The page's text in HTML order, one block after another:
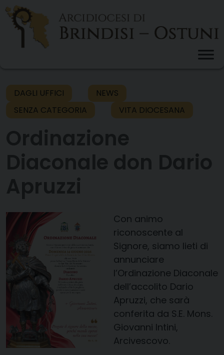
Skip
content
DAGLI UFFICI
NEWS
SENZA CATEGORIA
VITA DIOCESANA
Con animo
riconoscente al
Signore, siamo lieti di
annunciare
l’Ordinazione Diaconale
dell’accolito Dario
Apruzzi, che sarà
conferita da S.E. Mons.
Giovanni Intini,
Arcivescovo.